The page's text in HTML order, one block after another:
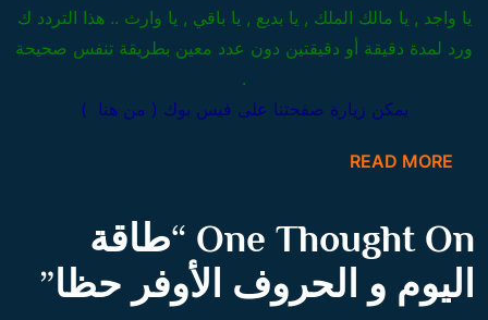
يا واجد , يا مالك الملك , يا بديع , يا باقي , يا وارث .. هذا التردد ك
ورد لمدة دقيقة أو دقيقتين دون عدد معين بطريقة تنفس صحيحة
.
يمكن زيارة صفحتنا على فيس بوك ( من هنا )
READ MORE
One Thought On “
طاقة
اليوم و الحروف الأوفر حظا”